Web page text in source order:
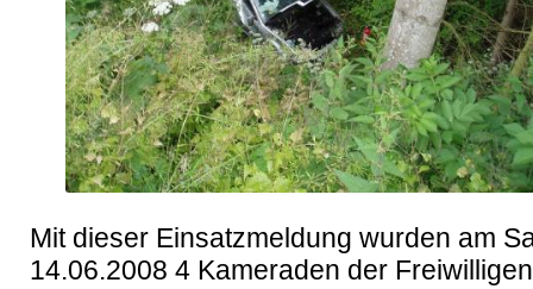
Mit dieser Einsatzmeldung wurden am
14.06.2008 4 Kameraden der